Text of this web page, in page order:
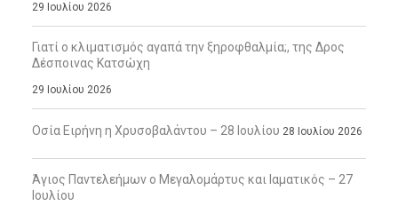
29 Ιουλίου 2026
Γιατί ο κλιματισμός αγαπά την ξηροφθαλμία;, της Δρος
Δέσποινας Κατσώχη
29 Ιουλίου 2026
Οσία Ειρήνη η Χρυσοβαλάντου – 28 Ιουλίου 28 Ιουλίου 2026
Άγιος Παντελεήμων ο Μεγαλομάρτυς και Ιαματικός – 27
Ιουλίου